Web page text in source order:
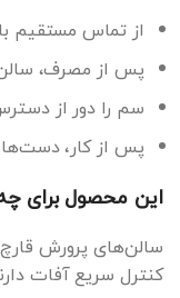
از تماس مستقیم
پس از مصرف، سالن
سم را دور از
پس از کار، دست‌ها
این محصول برای
سالن‌های پرورش
کنترل سریع آفات